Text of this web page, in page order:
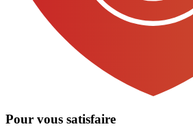
Pour vous satisfaire